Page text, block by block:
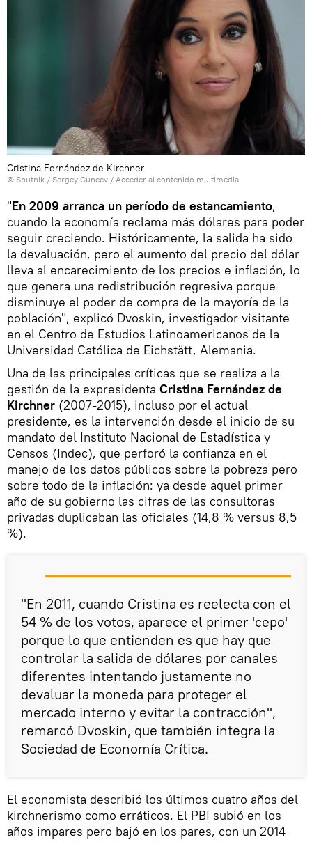
Cristina Fernández de Kirchner
© Sputnik / Sergey Guneev / Acceder al contenido multimedia
"En 2009 arranca un período de estancamiento,
cuando la economía reclama más dólares para poder
seguir creciendo. Históricamente, la salida ha sido
la devaluación, pero el aumento del precio del dólar
lleva al encarecimiento de los precios e inflación, lo
que genera una redistribución regresiva porque
disminuye el poder de compra de la mayoría de la
población", explicó Dvoskin, investigador visitante
en el Centro de Estudios Latinoamericanos de la
Universidad Católica de Eichstätt, Alemania.
Una de las principales críticas que se realiza a la
gestión de la expresidenta Cristina Fernández de
Kirchner (2007-2015), incluso por el actual
presidente, es la intervención desde el inicio de su
mandato del Instituto Nacional de Estadística y
Censos (Indec), que perforó la confianza en el
manejo de los datos públicos sobre la pobreza pero
sobre todo de la inflación: ya desde aquel primer
año de su gobierno las cifras de las consultoras
privadas duplicaban las oficiales (14,8 % versus 8,5
%).
"En 2011, cuando Cristina es reelecta con el
54 % de los votos, aparece el primer 'cepo'
porque lo que entienden es que hay que
controlar la salida de dólares por canales
diferentes intentando justamente no
devaluar la moneda para proteger el
mercado interno y evitar la contracción",
remarcó Dvoskin, que también integra la
Sociedad de Economía Crítica.
El economista describió los últimos cuatro años del
kirchnerismo como erráticos. El PBI subió en los
años impares pero bajó en los pares, con un 2014